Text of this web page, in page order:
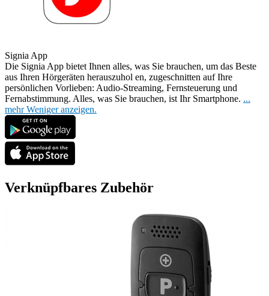
Signia App
Die Signia App bietet Ihnen alles, was Sie brauchen, um das Beste
aus Ihren Hörgeräten herauszuhol en, zugeschnitten auf Ihre
persönlichen Vorlieben: Audio-Streaming, Fernsteuerung und
Fernabstimmung. Alles, was Sie brauchen, ist Ihr Smartphone. ...
mehr Weniger anzeigen.
Verknüpfbares Zubehör